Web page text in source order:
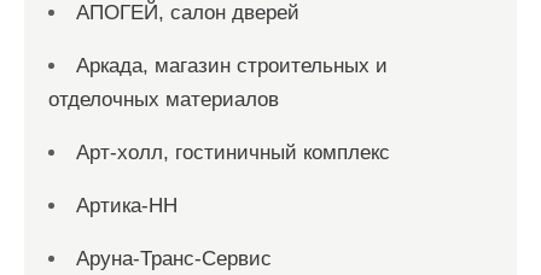
АПОГЕЙ, салон дверей
Аркада, магазин строительных и
отделочных материалов
Арт-холл, гостиничный комплекс
Артика-НН
Аруна-Транс-Сервис